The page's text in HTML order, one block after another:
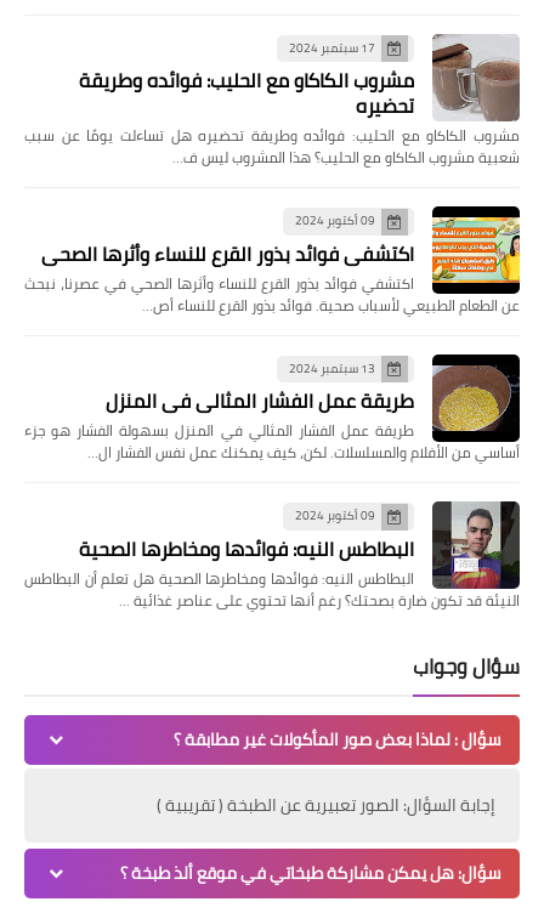
17 سبتمبر 2024
مشروب الكاكاو مع الحليب: فوائده وطريقة
تحضيره
مشروب الكاكاو مع الحليب: فوائده وطريقة تحضيره هل تساءلت يومًا عن سبب
شعبية مشروب الكاكاو مع الحليب؟ هذا المشروب ليس ف…
09 أكتوبر 2024
اكتشفي فوائد بذور القرع للنساء وأثرها الصحي
اكتشفي فوائد بذور القرع للنساء وأثرها الصحي في عصرنا، نبحث
عن الطعام الطبيعي لأسباب صحية. فوائد بذور القرع للنساء أص…
13 سبتمبر 2024
طريقة عمل الفشار المثالي في المنزل
طريقة عمل الفشار المثالي في المنزل بسهولة الفشار هو جزء
أساسي من الأفلام والمسلسلات. لكن، كيف يمكنك عمل نفس الفشار ال…
09 أكتوبر 2024
البطاطس النيه: فوائدها ومخاطرها الصحية
البطاطس النيه: فوائدها ومخاطرها الصحية هل تعلم أن البطاطس
النيئة قد تكون ضارة بصحتك؟ رغم أنها تحتوي على عناصر غذائية …
سؤال وجواب
سؤال : لماذا بعض صور المأكولات غير مطابقة ؟
إجابة السؤال: الصور تعبيرية عن الطبخة ( تقريبية )
سؤال: هل يمكن مشاركة طبخاتي في موقع ألذ طبخة ؟